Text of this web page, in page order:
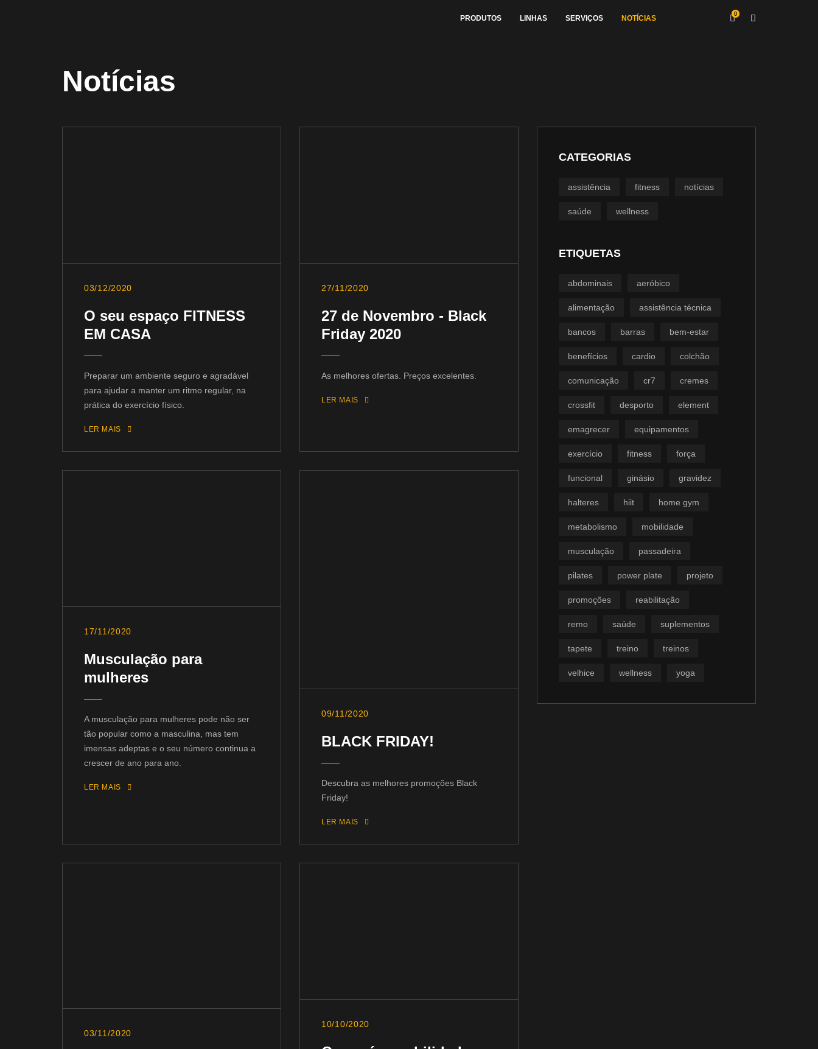
PRODUTOS LINHAS SERVIÇOS NOTÍCIAS 0
Notícias
03/12/2020
O seu espaço FITNESS
EM CASA
Preparar um ambiente seguro e agradável
para ajudar a manter um ritmo regular, na
prática do exercício físico.
LER MAIS
27/11/2020
27 de Novembro - Black
Friday 2020
As melhores ofertas. Preços excelentes.
LER MAIS
17/11/2020
Musculação para
mulheres
A musculação para mulheres pode não ser
tão popular como a masculina, mas tem
imensas adeptas e o seu número continua a
crescer de ano para ano.
LER MAIS
09/11/2020
BLACK FRIDAY!
Descubra as melhores promoções Black
Friday!
LER MAIS
03/11/2020
10/10/2020
CATEGORIAS
assistência fitness notícias
saúde wellness
ETIQUETAS
abdominais aeróbico
alimentação assistência técnica
bancos barras bem-estar
benefícios cardio colchão
comunicação cr7 cremes
crossfit desporto element
emagrecer equipamentos
exercício fitness força
funcional ginásio gravidez
halteres hiit home gym
metabolismo mobilidade
musculação passadeira
pilates power plate projeto
promoções reabilitação
remo saúde suplementos
tapete treino treinos
velhice wellness yoga